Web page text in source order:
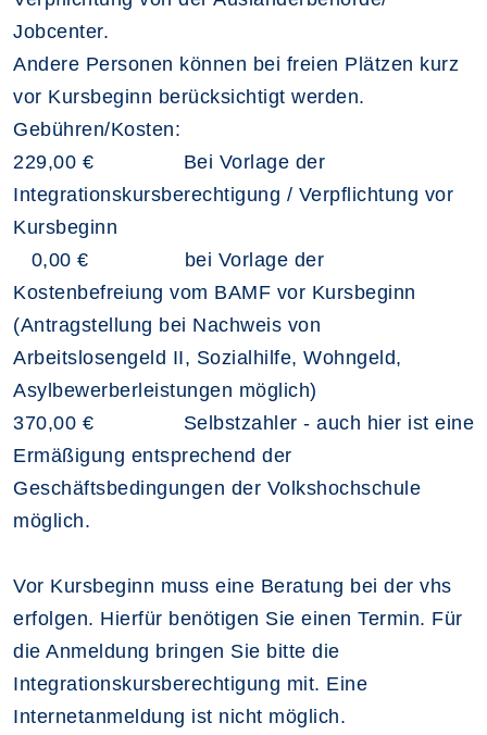
Jobcenter.
Andere Personen können bei freien Plätzen kurz
vor Kursbeginn berücksichtigt werden.
Gebühren/Kosten:
229,00 € Bei Vorlage der
Integrationskursberechtigung / Verpflichtung vor
Kursbeginn
0,00 € bei Vorlage der
Kostenbefreiung vom BAMF vor Kursbeginn
(Antragstellung bei Nachweis von
Arbeitslosengeld II, Sozialhilfe, Wohngeld,
Asylbewerberleistungen möglich)
370,00 € Selbstzahler - auch hier ist eine
Ermäßigung entsprechend der
Geschäftsbedingungen der Volkshochschule
möglich.
Vor Kursbeginn muss eine Beratung bei der vhs
erfolgen. Hierfür benötigen Sie einen Termin. Für
die Anmeldung bringen Sie bitte die
Integrationskursberechtigung mit. Eine
Internetanmeldung ist nicht möglich.